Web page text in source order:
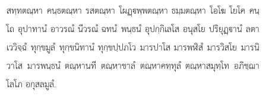
สทฺทตณฺหา คนฺธตณฺหา รสตณฺหา โผฏฺพฺพตณฺหา ธมฺมตณฺหา โอโฆ โยโค คนฺ
โถ อุปาทานํ อาวรณํ นีวรณํ ฉทนํ พนฺธนํ อุปกฺกิเลโส อนุสโย ปริยุฏฺานํ ลตา
เววิจฺฉํ ทุกฺขมูลํ ทุกฺขนิทานํ ทุกฺขปฺปภโว มารปาโส มารพฬิสํ มารวิสโย มารนิ
วาโส มารพนฺธนํ ตณฺหานที ตณฺหาชาลํ ตณฺหาคทฺทุลํ ตณฺหาสมุทฺโท อภิชฺฌา
โลโภ อกุสลมูลํ.